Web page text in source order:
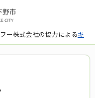
ー株式会社の協力によるキ